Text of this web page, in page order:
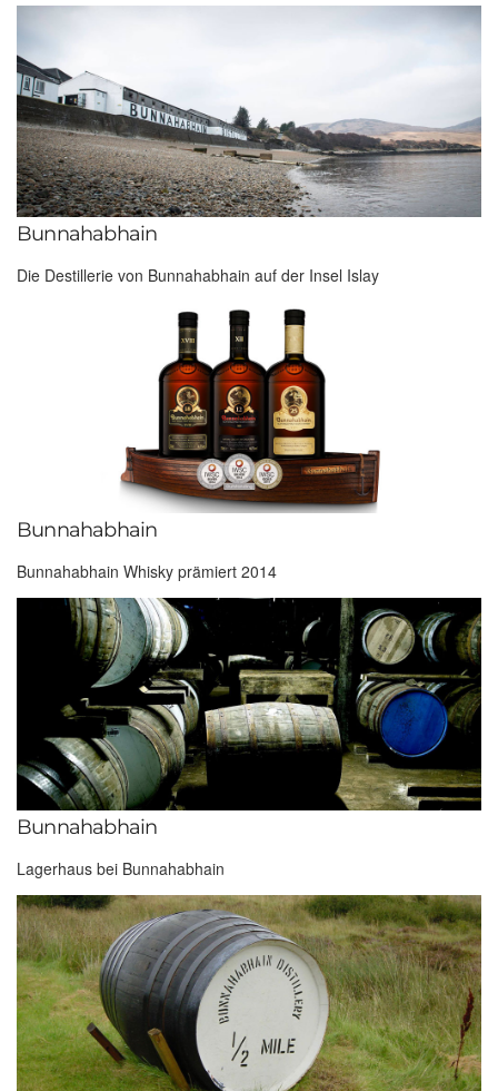
Bunnahabhain
Die Destillerie von Bunnahabhain auf der Insel Islay
Bunnahabhain
Bunnahabhain Whisky prämiert 2014
Bunnahabhain
Lagerhaus bei Bunnahabhain